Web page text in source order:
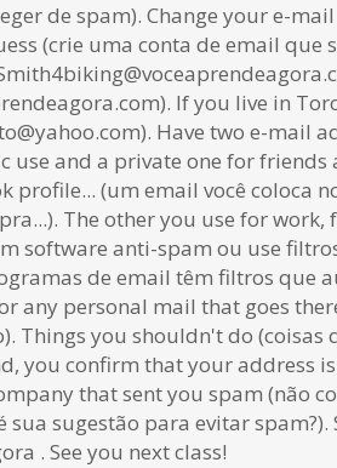
de spam). Change your e-
(crie uma conta de email que
If you live in
Have two e-mail
use and a private one for
(um email você coloca
The other you use for work,
software anti-spam ou use
de email têm filtros que
personal mail that goes
you shouldn't do (coisas
you confirm that your address
that sent you spam (não
sugestão para evitar
. See you next class!